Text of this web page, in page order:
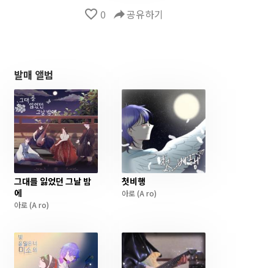
favorite_border 0 reply공유하기
발매 앨범
그대를 잃었던 그날 밤
에
아로(A ro)
첫비행
아로(A ro)